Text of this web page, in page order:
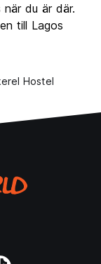
du är där.
till Lagos
Hostel